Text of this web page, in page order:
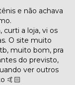
e não achava
a loja, vi os
O site muito
muito bom, pra
do previsto,
ver outros
🤙🏻